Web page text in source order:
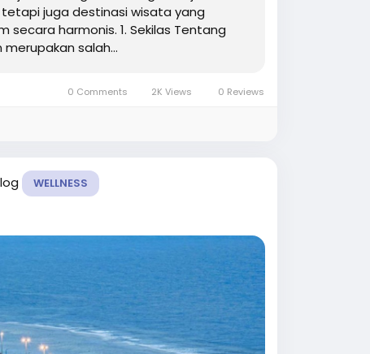
tetapi juga destinasi wisata yang
harmonis. 1. Sekilas Tentang
salah...
0 Comments 2K Views 0 Reviews
WELLNESS